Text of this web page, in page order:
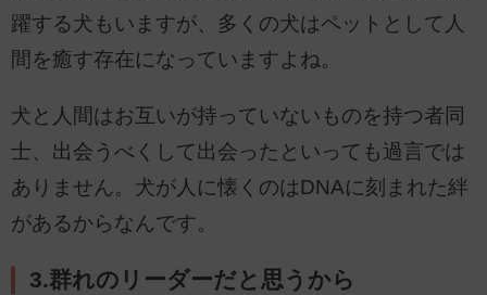
躍する犬もいますが、多くの犬はペットとして人
間を癒す存在になっていますよね。
犬と人間はお互いが持っていないものを持つ者同
士、出会うべくして出会ったといっても過言では
ありません。犬が人に懐くのはDNAに刻まれた絆
があるからなんです。
3.群れのリーダーだと思うから